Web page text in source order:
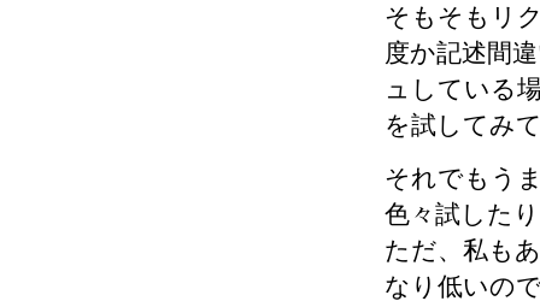
そもそもリ
度か記述間
ュしている
を試してみ
それでもう
色々試した
ただ、私も
なり低いの